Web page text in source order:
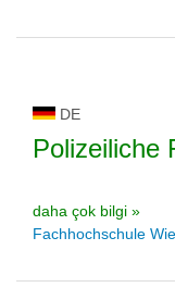
DE
Polizeiliche
daha çok bilgi »
Fachhochschule